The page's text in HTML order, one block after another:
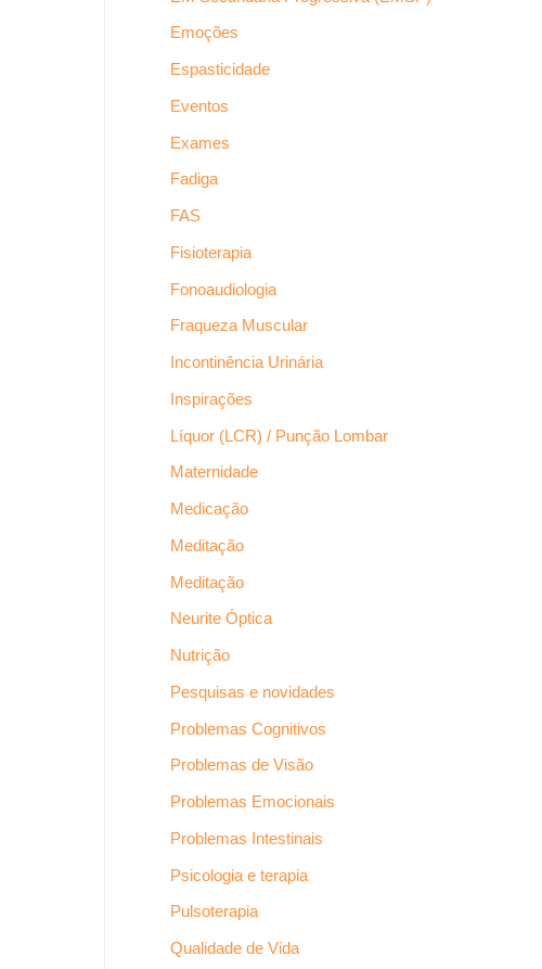
Emoções
Espasticidade
Eventos
Exames
Fadiga
FAS
Fisioterapia
Fonoaudiologia
Fraqueza Muscular
Incontinência Urinária
Inspirações
Líquor (LCR) / Punção Lombar
Maternidade
Medicação
Meditação
Meditação
Neurite Óptica
Nutrição
Pesquisas e novidades
Problemas Cognitivos
Problemas de Visão
Problemas Emocionais
Problemas Intestinais
Psicologia e terapia
Pulsoterapia
Qualidade de Vida